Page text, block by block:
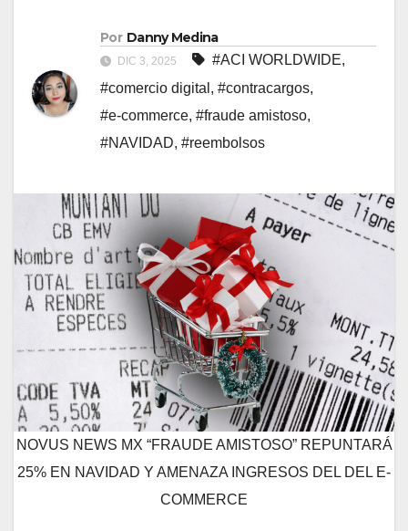
Por Danny Medina
DIC 3, 2025 #ACI WORLDWIDE,
#comercio digital , #contracargos,
#e-commerce, #fraude amistoso,
#NAVIDAD, #reembolsos
NOVUS NEWS MX “FRAUDE AMISTOSO” REPUNTARÁ
25% EN NAVIDAD Y AMENAZA INGRESOS DEL DEL E-
COMMERCE